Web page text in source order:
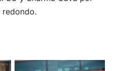
redondo.